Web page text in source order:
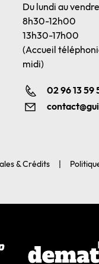
Du lundi au
8h30-12h00
13h30-17h00
(Accueil
midi)
02 96 13 59
& Crédits